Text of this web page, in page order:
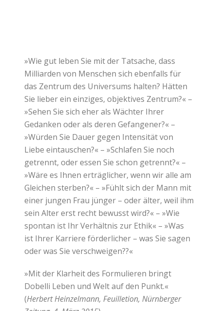
»Wie gut leben Sie mit der Tatsache, dass
Milliarden von Menschen sich ebenfalls für
das Zentrum des Universums halten? Hätten
Sie lieber ein einziges, objektives Zentrum?« –
»Sehen Sie sich eher als Wächter Ihrer
Gedanken oder als deren Gefangener?« –
»Würden Sie Dauer gegen Intensität von
Liebe eintauschen?« – »Schlafen Sie noch
getrennt, oder essen Sie schon getrennt?« –
»Wäre es Ihnen erträglicher, wenn wir alle am
Gleichen sterben?« – »Fühlt sich der Mann mit
einer jungen Frau jünger – oder älter, weil ihm
sein Alter erst recht bewusst wird?« – »Wie
spontan ist Ihr Verhältnis zur Ethik« – »Was
ist Ihrer Karriere förderlicher – was Sie sagen
oder was Sie verschweigen??«
»Mit der Klarheit des Formulieren bringt
Dobelli Leben und Welt auf den Punkt.«
(Herbert Heinzelmann, Feuilletion, Nürnberger